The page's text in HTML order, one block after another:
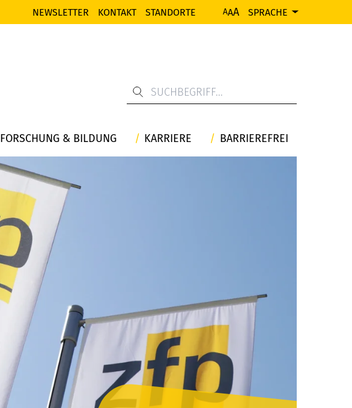
NEWSLETTER KONTAKT STANDORTE AAA SPRACHE
FORSCHUNG & BILDUNG KARRIERE BARRIEREFREI